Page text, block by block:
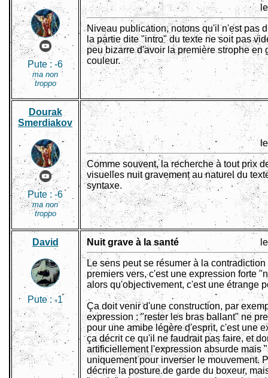
Pute : -6
ma non
troppo
Niveau publication, notons qu'il n'est pas
la partie dite "intro" du texte ne soit pas
peu bizarre d'avoir la première strophe en
couleur.
Dourak
Smerdiakov
Pute :-6
ma non
troppo
Comme souvent, la recherche à tout prix
visuelles nuit gravement au naturel du
syntaxe.
David
Pute :-1
Nuit grave à la santé
Le sens peut se résumer à la
premiers vers, c'est une expression forte
alors qu'objectivement, c'est une étrange
Ça doit venir d'une construction, par
expression : "rester les bras ballant" ne
pour une amibe légère d'esprit, c'est une
ça décrit ce qu'il ne faudrait pas faire, et
artificiellement l'expression absurde mais
uniquement pour inverser le mouvement.
décrire la posture de garde du boxeur,